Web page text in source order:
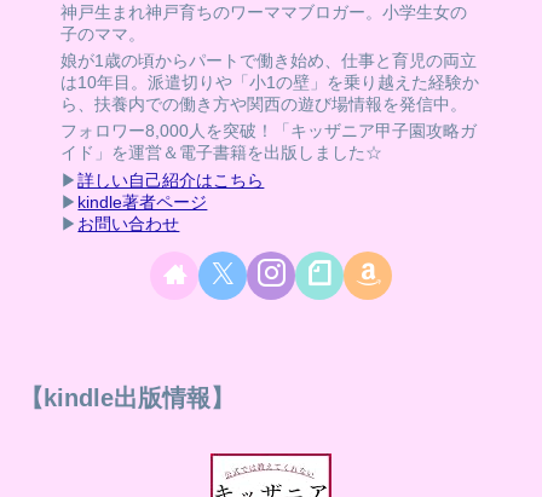
神戸生まれ神戸育ちのワーママブロガー。小学生女の
子のママ。
娘が1歳の頃からパートで働き始め、仕事と育児の両立
は10年目。派遣切りや「小1の壁」を乗り越えた経験か
ら、扶養内での働き方や関西の遊び場情報を発信中。
フォロワー8,000人を突破！「キッザニア甲子園攻略ガ
イド」を運営＆電子書籍を出版しました☆
▶詳しい自己紹介はこちら
▶ kindle著者ページ
▶ お問い合わせ
【kindle出版情報】